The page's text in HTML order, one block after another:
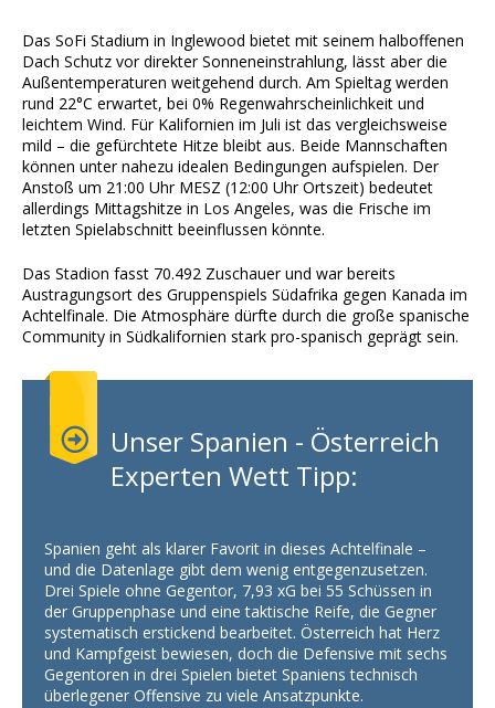
Das SoFi Stadium in Inglewood bietet mit seinem halboffenen
Dach Schutz vor direkter Sonneneinstrahlung, lässt aber die
Außentemperaturen weitgehend durch. Am Spieltag werden
rund 22°C erwartet, bei 0% Regenwahrscheinlichkeit und
leichtem Wind. Für Kalifornien im Juli ist das vergleichsweise
mild – die gefürchtete Hitze bleibt aus. Beide Mannschaften
können unter nahezu idealen Bedingungen aufspielen. Der
Anstoß um 21:00 Uhr MESZ (12:00 Uhr Ortszeit) bedeutet
allerdings Mittagshitze in Los Angeles, was die Frische im
letzten Spielabschnitt beeinflussen könnte.
Das Stadion fasst 70.492 Zuschauer und war bereits
Austragungsort des Gruppenspiels Südafrika gegen Kanada im
Achtelfinale. Die Atmosphäre dürfte durch die große spanische
Community in Südkalifornien stark pro-spanisch geprägt sein.
Unser Spanien - Österreich
Experten Wett Tipp:
Spanien geht als klarer Favorit in dieses Achtelfinale –
und die Datenlage gibt dem wenig entgegenzusetzen.
Drei Spiele ohne Gegentor, 7,93 xG bei 55 Schüssen in
der Gruppenphase und eine taktische Reife, die Gegner
systematisch erstickend bearbeitet. Österreich hat Herz
und Kampfgeist bewiesen, doch die Defensive mit sechs
Gegentoren in drei Spielen bietet Spaniens technisch
überlegener Offensive zu viele Ansatzpunkte.